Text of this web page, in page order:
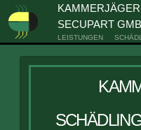
SECUPART
LEISTUNGEN